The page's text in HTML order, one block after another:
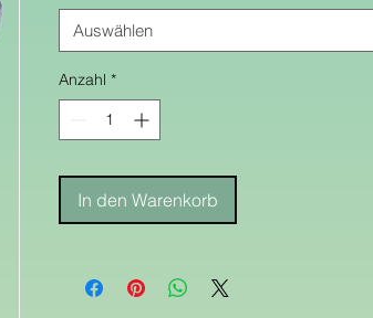
Auswählen
Anzahl *
In den Warenkorb